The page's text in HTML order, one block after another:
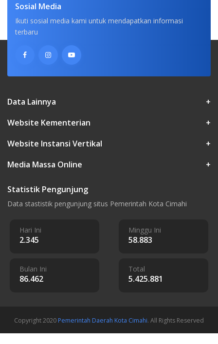
Sosial Media
Ikuti sosial media kami untuk mendapatkan informasi
terbaru
Data Lainnya
+
Website Kementerian
+
Website Instansi Vertikal
+
Media Massa Online
+
Statistik Pengunjung
Data stastistik pengunjung situs Pemerintah Kota Cimahi
Hari Ini
2.345
Minggu Ini
58.883
Bulan Ini
86.462
Total
5.425.881
Copyright 2020 Pemerintah Daerah Kota Cimahi. All Rights Reserved